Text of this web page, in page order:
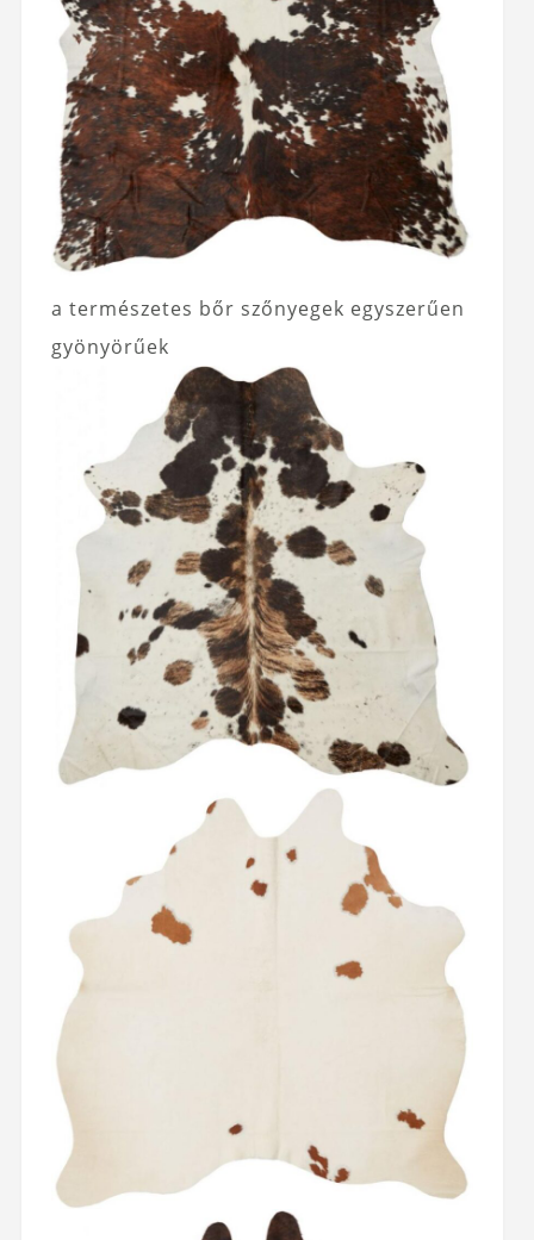
a természetes bőr szőnyegek egyszerűen
gyönyörűek